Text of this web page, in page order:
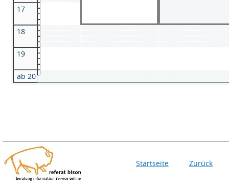
17
18
19
ab 20
Startseite Zurück